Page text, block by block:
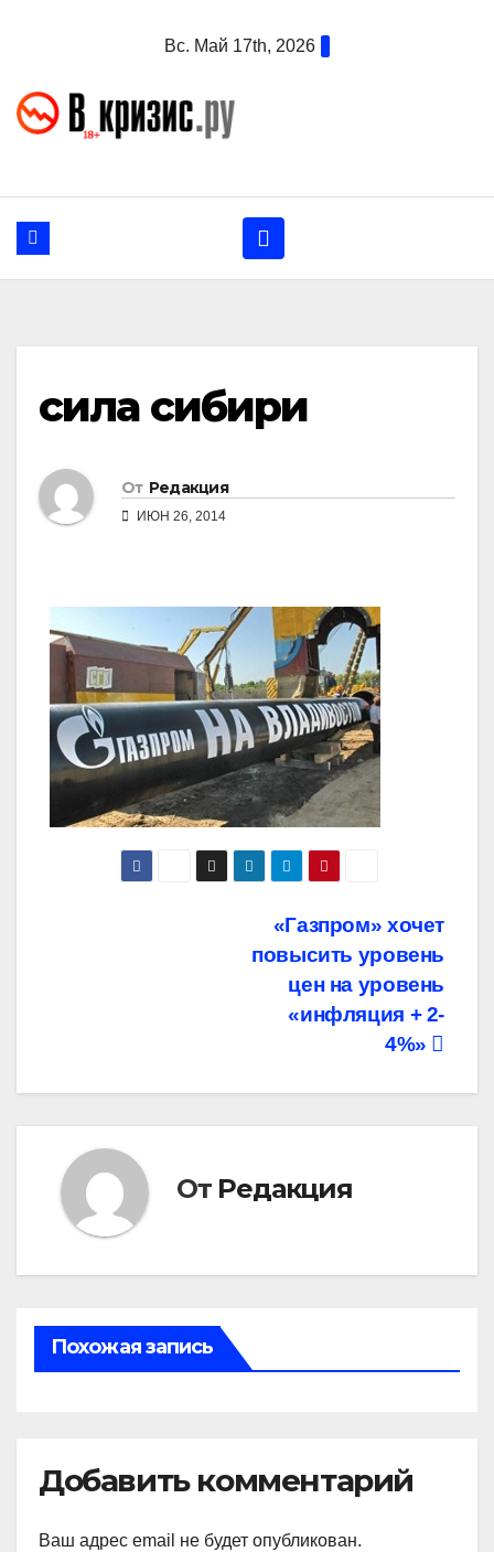
Вс. Май 17th, 2026
сила сибири
От Редакция
ИЮН 26, 2014
«Газпром» хочет
повысить уровень
цен на уровень
«инфляция + 2-
4%»
От Редакция
Похожая запись
Добавить комментарий
Ваш адрес email не будет опубликован.